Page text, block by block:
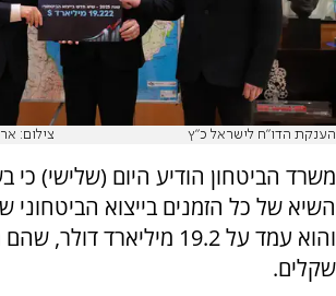
הענקת הדו"ח לישראל כ"ץ צילום:
השיא של כל הזמנים בייצוא הביטחוני
שקלים.